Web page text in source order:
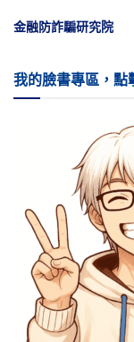
金融防詐騙研究院
我的臉書專區，點